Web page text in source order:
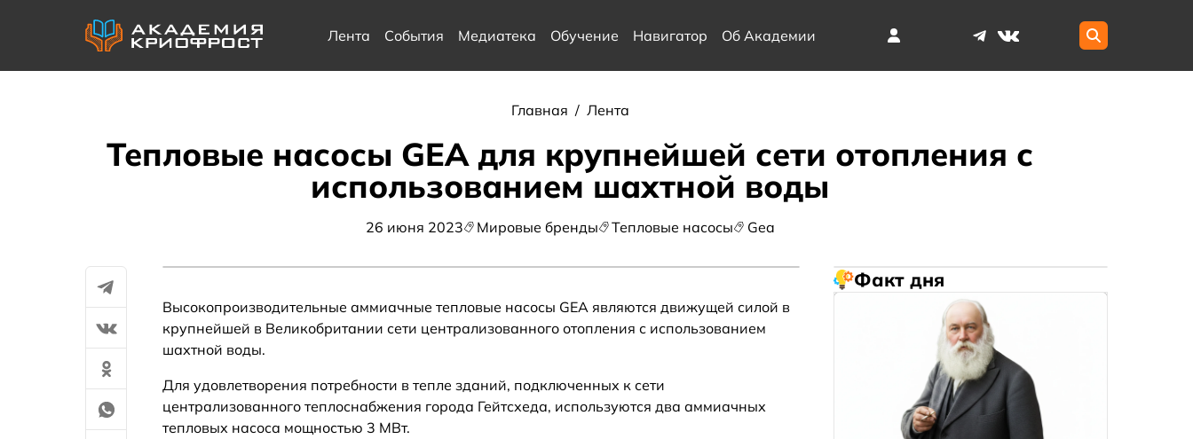
Лента События Медиатека Обучение Навигатор Об Академии
Главная / Лента
Тепловые насосы GEA для крупнейшей сети отопления с
использованием шахтной воды
26 июня 2023 Мировые бренды Тепловые насосы Gea
Высокопроизводительные аммиачные тепловые насосы GEA являются движущей силой в
крупнейшей в Великобритании сети централизованного отопления с использованием
шахтной воды.
Для удовлетворения потребности в тепле зданий, подключенных к сети
централизованного теплоснабжения города Гейтсхеда, используются два аммиачных
тепловых насоса мощностью 3 МВт.
Факт дня